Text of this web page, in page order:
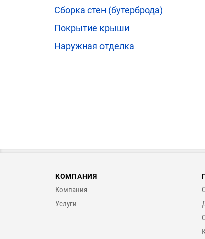
Сборка стен (бутерброда)
Покрытие крыши
Наружная отделка
КОМПАНИЯ
Компания
Услуги